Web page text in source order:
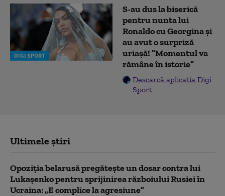
DIGI SPORT
S-au dus la biserică
pentru nunta lui
Ronaldo cu Georgina și
au avut o surpriză
uriașă! ”Momentul va
rămâne în istorie”
Descarcă aplicația Digi
Sport
Ultimele știri
Opoziția belarusă pregătește un dosar contra lui
Lukașenko pentru sprijinirea războiului Rusiei în
Ucraina: „E complice la agresiune”